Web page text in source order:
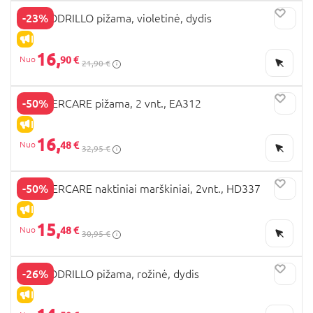
-23%
IŠPARDAVIMAS
COCCODRILLO pižama, violetinė, dydis
16,90 € 21,90 €
-50%
IŠPARDAVIMAS
MOTHERCARE pižama, 2 vnt., EA312
16,48 € 32,95 €
-50%
IŠPARDAVIMAS
MOTHERCARE naktiniai marškiniai, 2vnt., HD337
15,48 € 30,95 €
-26%
IŠPARDAVIMAS
COCCODRILLO pižama, rožinė, dydis